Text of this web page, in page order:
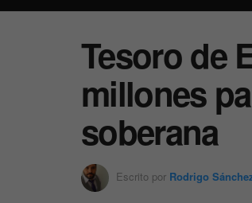
Tesoro de
millones
soberana
Escrito por Rodrigo